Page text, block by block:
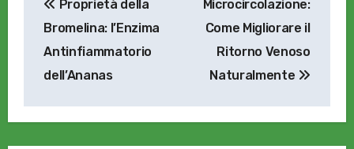
articoli
Proprietà della
Bromelina: l’Enzima
Antinfiammatorio
dell’Ananas
Microcircolazione:
Come Migliorare il
Ritorno Venoso
Naturalmente